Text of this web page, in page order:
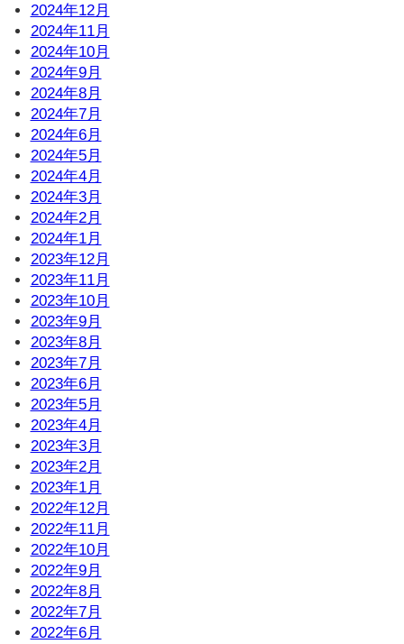
2024年12月
2024年11月
2024年10月
2024年9月
2024年8月
2024年7月
2024年6月
2024年5月
2024年4月
2024年3月
2024年2月
2024年1月
2023年12月
2023年11月
2023年10月
2023年9月
2023年8月
2023年7月
2023年6月
2023年5月
2023年4月
2023年3月
2023年2月
2023年1月
2022年12月
2022年11月
2022年10月
2022年9月
2022年8月
2022年7月
2022年6月